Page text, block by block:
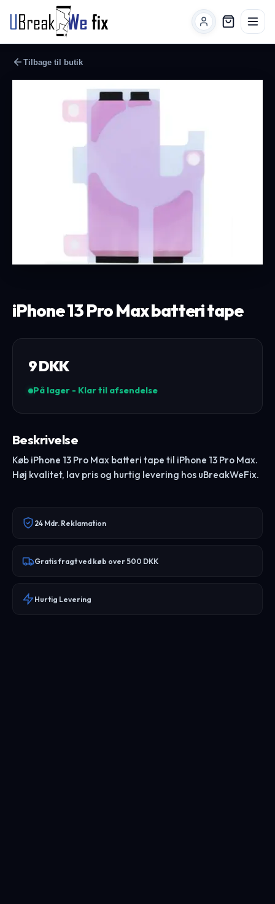
Tilbage til butik
iPhone 13 Pro Max batteri tape
9DKK
På lager - Klar til afsendelse
Beskrivelse
Køb iPhone 13 Pro Max batteri tape til iPhone 13 Pro Max.
Høj kvalitet, lav pris og hurtig levering hos uBreakWeFix.
24 Mdr. Reklamation
Gratis fragt ved køb over 500 DKK
Hurtig Levering